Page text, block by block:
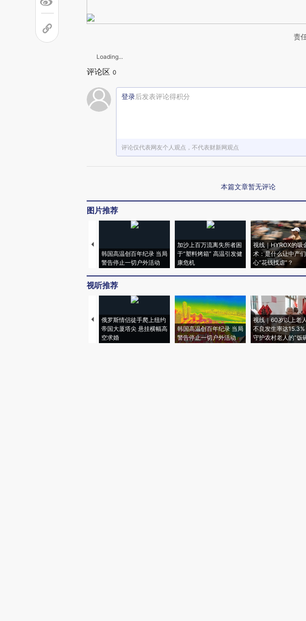
责
Loading...
评论区 0
登录后发表评论得积分
评论仅代表网友个人观点，不代表财新网观点
本篇文章暂无评论
图片推荐
韩国高温创百年纪录 当局
警告停止一切户外活动
加沙上百万流离失所者困
于“塑料烤箱” 高温引发健
康危机
视线｜HYROX的吸
术：是什么让中产
心“花钱找虐”？
视听推荐
俄罗斯情侣徒手爬上纽约
帝国大厦塔尖 悬挂横幅高
空求婚
韩国高温创百年纪录 当局
警告停止一切户外活动
视线｜60岁以上老
不良发生率达
守护农村老人的“饭